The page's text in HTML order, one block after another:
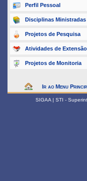
Perfil Pessoal
Disciplinas Ministradas
Projetos de Pesquisa
Atividades de Extensão
Projetos de Monitoria
Ir ao Menu
SIGAA | STI -